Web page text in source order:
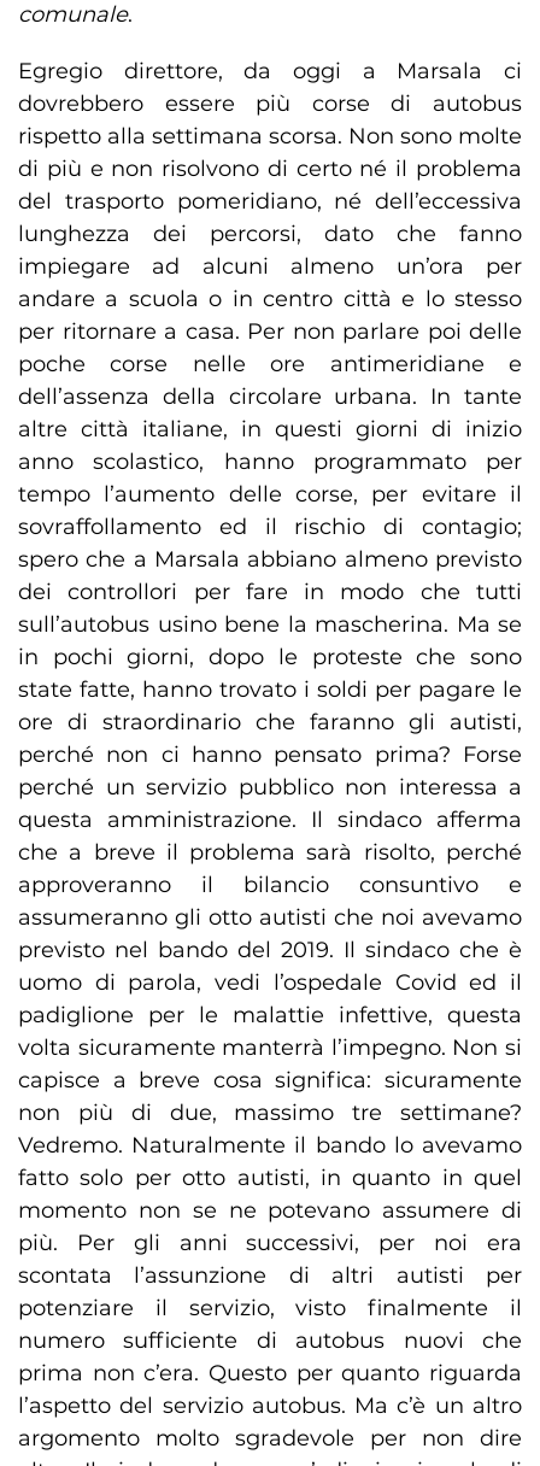
comunale.
Egregio direttore, da oggi a Marsala ci
dovrebbero essere più corse di autobus
rispetto alla settimana scorsa. Non sono molte
di più e non risolvono di certo né il problema
del trasporto pomeridiano, né dell’eccessiva
lunghezza dei percorsi, dato che fanno
impiegare ad alcuni almeno un’ora per
andare a scuola o in centro città e lo stesso
per ritornare a casa. Per non parlare poi delle
poche corse nelle ore antimeridiane e
dell’assenza della circolare urbana. In tante
altre città italiane, in questi giorni di inizio
anno scolastico, hanno programmato per
tempo l’aumento delle corse, per evitare il
sovraffollamento ed il rischio di contagio;
spero che a Marsala abbiano almeno previsto
dei controllori per fare in modo che tutti
sull’autobus usino bene la mascherina. Ma se
in pochi giorni, dopo le proteste che sono
state fatte, hanno trovato i soldi per pagare le
ore di straordinario che faranno gli autisti,
perché non ci hanno pensato prima? Forse
perché un servizio pubblico non interessa a
questa amministrazione. Il sindaco afferma
che a breve il problema sarà risolto, perché
approveranno il bilancio consuntivo e
assumeranno gli otto autisti che noi avevamo
previsto nel bando del 2019. Il sindaco che è
uomo di parola, vedi l’ospedale Covid ed il
padiglione per le malattie infettive, questa
volta sicuramente manterrà l’impegno. Non si
capisce a breve cosa significa: sicuramente
non più di due, massimo tre settimane?
Vedremo. Naturalmente il bando lo avevamo
fatto solo per otto autisti, in quanto in quel
momento non se ne potevano assumere di
più. Per gli anni successivi, per noi era
scontata l’assunzione di altri autisti per
potenziare il servizio, visto finalmente il
numero sufficiente di autobus nuovi che
prima non c’era. Questo per quanto riguarda
l’aspetto del servizio autobus. Ma c’è un altro
argomento molto sgradevole per non dire